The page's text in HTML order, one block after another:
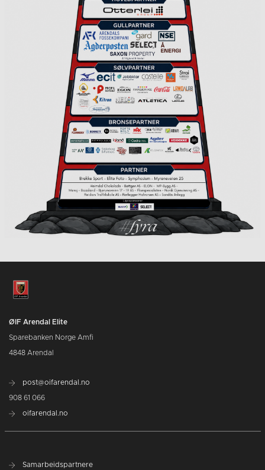
ØIF Arendal Elite
Sparebanken Norge Amfi
4848 Arendal
post@oifarendal.no
908 61 066
oifarendal.no
Samarbeidspartnere